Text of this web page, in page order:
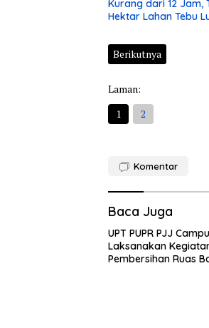
Kurang dari 12 Jam,
Hektar Lahan Tebu
Berikutnya
Laman:
1
2
Komentar
Baca Juga
UPT PUPR PJJ
Laksanakan
Pembersihan Ruas